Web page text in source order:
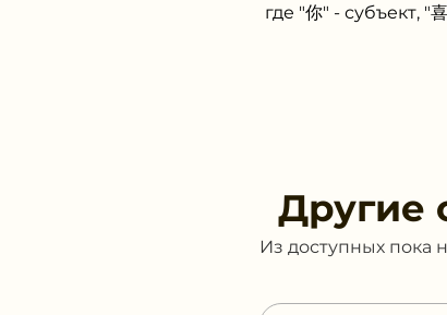
где "你" - субъект, "
Другие
Из доступных пока